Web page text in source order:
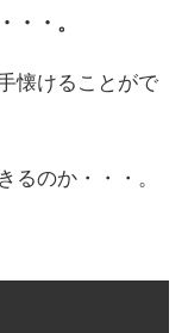
・・。
懐けることがで
るのか・・・。